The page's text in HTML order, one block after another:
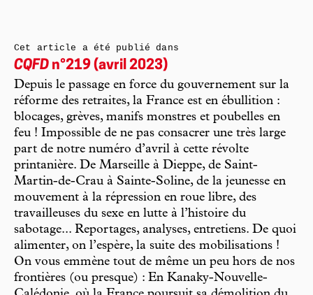
Cet article a été publié dans
CQFD n°219 (avril 2023)
Depuis le passage en force du gouvernement sur la
réforme des retraites, la France est en ébullition :
blocages, grèves, manifs monstres et poubelles en
feu ! Impossible de ne pas consacrer une très large
part de notre numéro d’avril à cette révolte
printanière. De Marseille à Dieppe, de Saint-
Martin-de-Crau à Sainte-Soline, de la jeunesse en
mouvement à la répression en roue libre, des
travailleuses du sexe en lutte à l’histoire du
sabotage... Reportages, analyses, entretiens. De quoi
alimenter, on l’espère, la suite des mobilisations !
On vous emmène tout de même un peu hors de nos
frontières (ou presque) : En Kanaky-Nouvelle-